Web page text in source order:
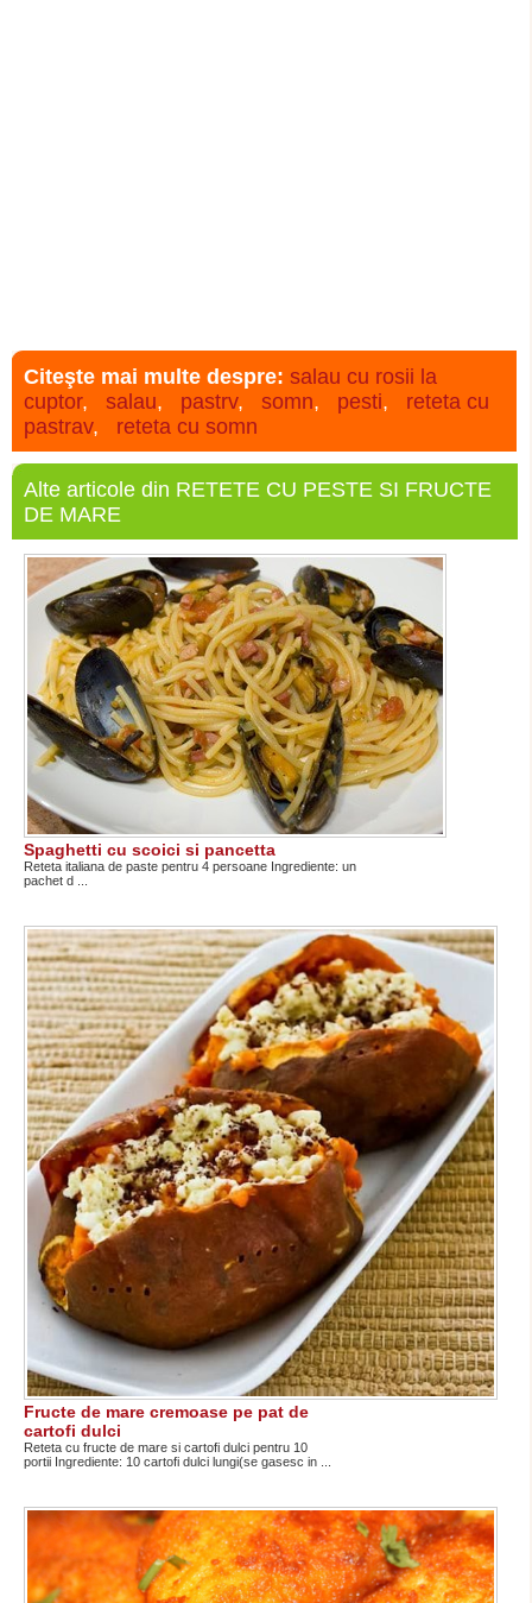
Citeşte mai multe despre: salau cu rosii la
cuptor, salau, pastrv, somn, pesti, reteta cu
pastrav, reteta cu somn
Alte articole din RETETE CU PESTE SI FRUCTE
DE MARE
Spaghetti cu scoici si pancetta
Reteta italiana de paste pentru 4 persoane Ingrediente: un
pachet d ...
Fructe de mare cremoase pe pat de
cartofi dulci
Reteta cu fructe de mare si cartofi dulci pentru 10
portii Ingrediente: 10 cartofi dulci lungi(se gasesc in ...